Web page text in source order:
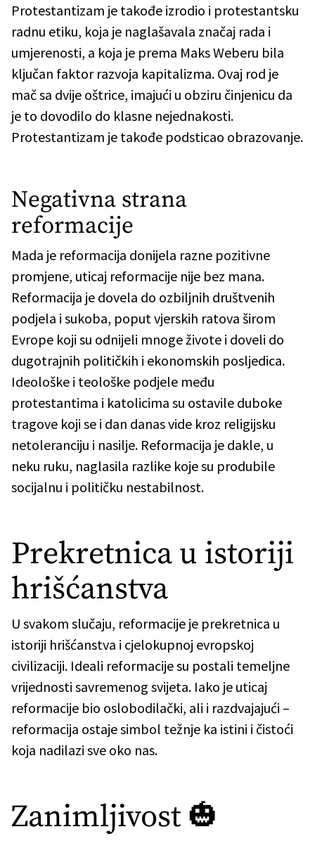
Protestantizam je takođe izrodio i protestantsku
radnu etiku, koja je naglašavala značaj rada i
umjerenosti, a koja je prema Maks Weberu bila
ključan faktor razvoja kapitalizma. Ovaj rod je
mač sa dvije oštrice, imajući u obziru činjenicu da
je to dovodilo do klasne nejednakosti.
Protestantizam je takođe podsticao obrazovanje.
Negativna strana
reformacije
Mada je reformacija donijela razne pozitivne
promjene, uticaj reformacije nije bez mana.
Reformacija je dovela do ozbiljnih društvenih
podjela i sukoba, poput vjerskih ratova širom
Evrope koji su odnijeli mnoge živote i doveli do
dugotrajnih političkih i ekonomskih posljedica.
Ideološke i teološke podjele među
protestantima i katolicima su ostavile duboke
tragove koji se i dan danas vide kroz religijsku
netoleranciju i nasilje. Reformacija je dakle, u
neku ruku, naglasila razlike koje su produbile
socijalnu i političku nestabilnost.
Prekretnica u istoriji
hrišćanstva
U svakom slučaju, reformacije je prekretnica u
istoriji hrišćanstva i cjelokupnoj evropskoj
civilizaciji. Ideali reformacije su postali temeljne
vrijednosti savremenog svijeta. Iako je uticaj
reformacije bio oslobodilački, ali i razdvajajući –
reformacija ostaje simbol težnje ka istini i čistoći
koja nadilazi sve oko nas.
Zanimljivost 🎃